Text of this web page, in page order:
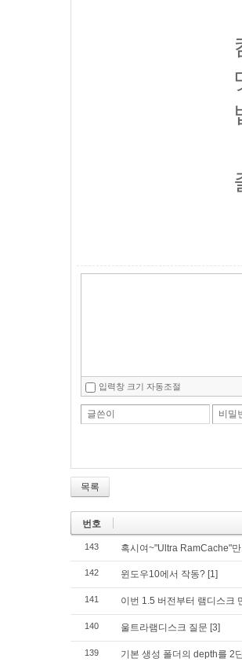
입력창 크기 자동조절
글쓴이 비밀
목록
번호
143 혹시여~"Ultra RamCache"
142 윈도우10에서 작동? [1]
141 이번 1.5 버전부터 램디스크
140 울트라램디스크 질문 [3]
139 기본 생성 폴더의 depth를 2